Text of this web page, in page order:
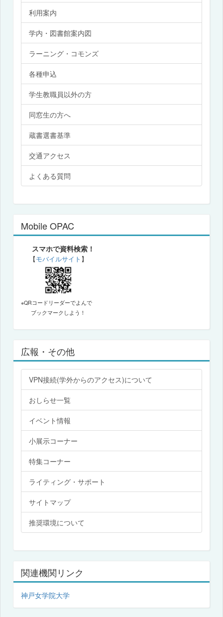
利用案内
学内・図書館案内図
ラーニング・コモンズ
各種申込
学生教職員以外の方
同窓生の方へ
蔵書選書基準
交通アクセス
よくある質問
Mobile OPAC
スマホで資料検索！
【モバイルサイト 】
※QRコードリーダーでよんで
ブックマークしよう！
広報・その他
VPN接続(学外からのアクセス)について
おしらせ一覧
イベント情報
小展示コーナー
特集コーナー
ライティング・サポート
サイトマップ
推奨環境について
関連機関リンク
神戸女学院大学